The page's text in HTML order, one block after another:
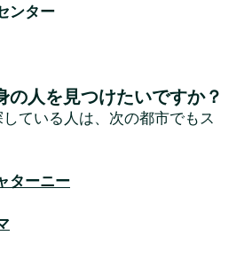
ンター
の人を見つけたいですか？
ている人は、次の都市でもス
ターニー